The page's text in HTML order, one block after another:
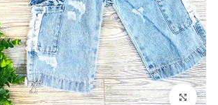
بزرگنمایی تصویر